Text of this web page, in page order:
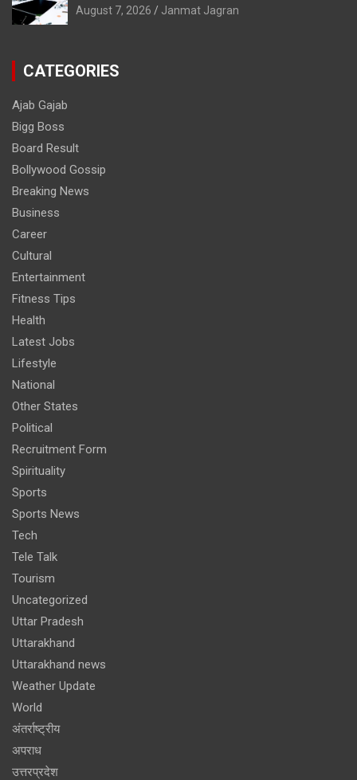
August 7, 2026 Janmat Jagran
CATEGORIES
Ajab Gajab
Bigg Boss
Board Result
Bollywood Gossip
Breaking News
Business
Career
Cultural
Entertainment
Fitness Tips
Health
Latest Jobs
Lifestyle
National
Other States
Political
Recruitment Form
Spirituality
Sports
Sports News
Tech
Tele Talk
Tourism
Uncategorized
Uttar Pradesh
Uttarakhand
Uttarakhand news
Weather Update
World
अंतर्राष्ट्रीय
अपराध
उत्तरप्रदेश